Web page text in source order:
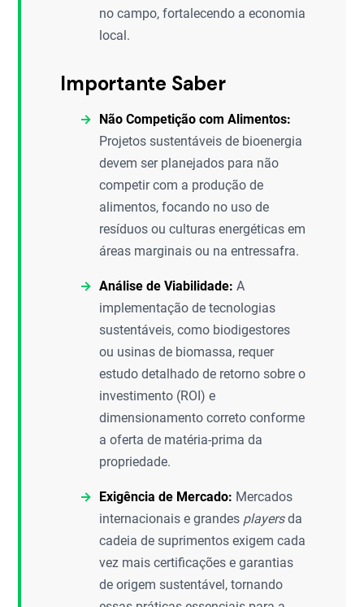
no campo, fortalecendo a economia
local.
Importante Saber
Não Competição com Alimentos:
Projetos sustentáveis de bioenergia
devem ser planejados para não
competir com a produção de
alimentos, focando no uso de
resíduos ou culturas energéticas em
áreas marginais ou na entressafra.
Análise de Viabilidade: A
implementação de tecnologias
sustentáveis, como biodigestores
ou usinas de biomassa, requer
estudo detalhado de retorno sobre o
investimento (ROI) e
dimensionamento correto conforme
a oferta de matéria-prima da
propriedade.
Exigência de Mercado: Mercados
internacionais e grandes playersda
cadeia de suprimentos exigem cada
vez mais certificações e garantias
de origem sustentável, tornando